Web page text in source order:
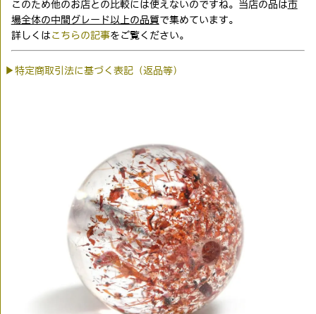
このため他のお店との比較には使えないのですね。当店の品は市
場全体の中間グレード以上の品質で集めています。
詳しくは こちらの記事をご覧ください。
▶特定商取引法に基づく表記（返品等）